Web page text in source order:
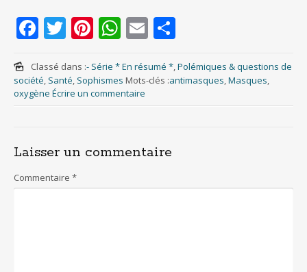
F
ac
e
b
o
o
k
T
w
itt
er
Pi
nt
er
e
st
W
h
at
s
A
p
p
E
m
ai
l
ar
ta
g
er
Classé dans :- Série * En résumé *,Polémiques & questions de
société, Santé, Sophismes Mots-clés :antimasques,Masques,
oxygène Écrire un commentaire
Laisser un commentaire
Commentaire *